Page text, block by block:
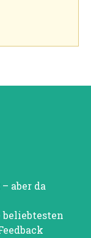
aber da